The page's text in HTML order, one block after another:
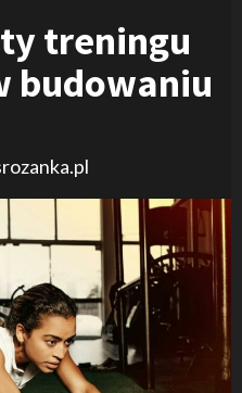
treningu
budowaniu